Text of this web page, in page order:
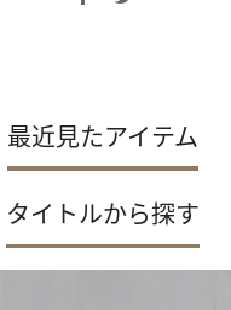
最近見たアイテム
タイトルから探す